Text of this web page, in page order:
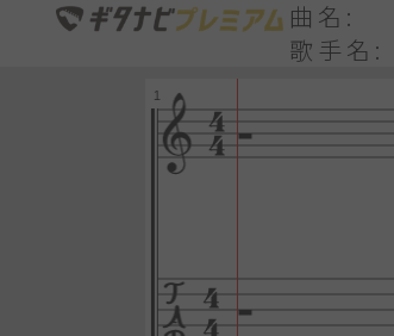
曲名
歌手名